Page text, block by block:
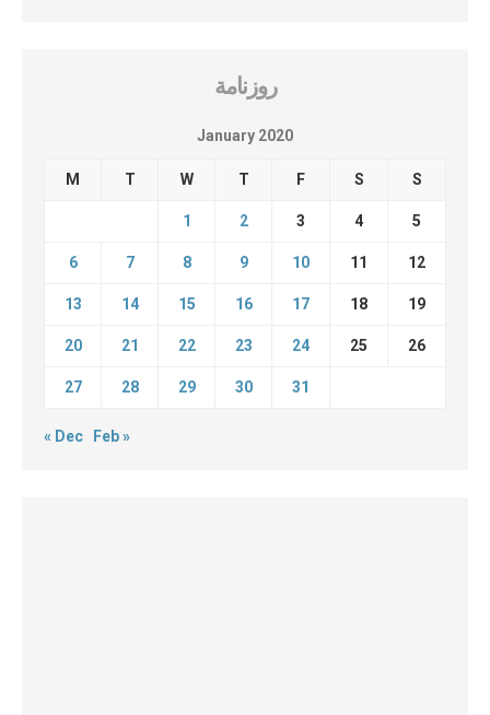
روزنامة
January 2020
M T W T F S S
1 2 3 4 5
6 7 8 9 10 11 12
13 14 15 16 17 18 19
20 21 22 23 24 25 26
27 28 29 30 31
« Dec Feb »